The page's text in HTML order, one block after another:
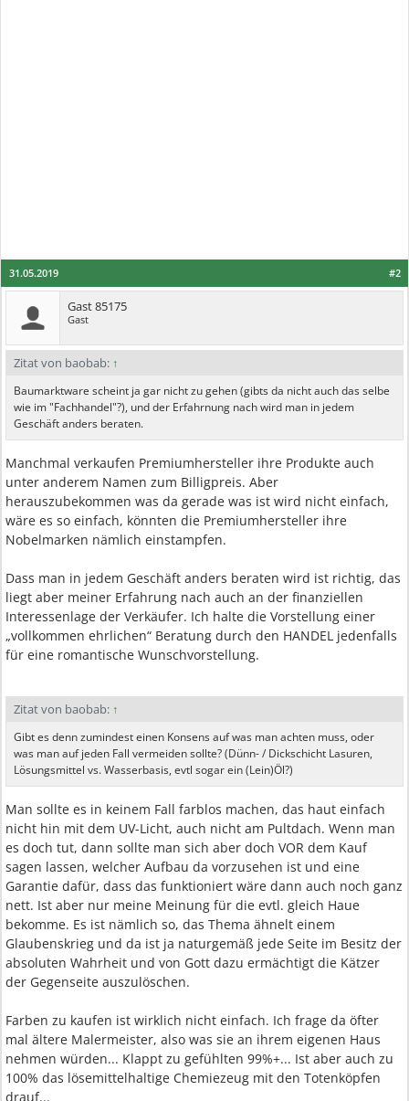
#2
31.05.2019
Gast 85175
Gast
Zitat von baobab: ↑
Baumarktware scheint ja gar nicht zu gehen (gibts da nicht auch das selbe
wie im "Fachhandel"?), und der Erfahrnung nach wird man in jedem
Geschäft anders beraten.
Manchmal verkaufen Premiumhersteller ihre Produkte auch
unter anderem Namen zum Billigpreis. Aber
herauszubekommen was da gerade was ist wird nicht einfach,
wäre es so einfach, könnten die Premiumhersteller ihre
Nobelmarken nämlich einstampfen.
Dass man in jedem Geschäft anders beraten wird ist richtig, das
liegt aber meiner Erfahrung nach auch an der finanziellen
Interessenlage der Verkäufer. Ich halte die Vorstellung einer
„vollkommen ehrlichen“ Beratung durch den HANDEL jedenfalls
für eine romantische Wunschvorstellung.
Zitat von baobab: ↑
Gibt es denn zumindest einen Konsens auf was man achten muss, oder
was man auf jeden Fall vermeiden sollte? (Dünn- / Dickschicht Lasuren,
Lösungsmittel vs. Wasserbasis, evtl sogar ein (Lein)Öl?)
Man sollte es in keinem Fall farblos machen, das haut einfach
nicht hin mit dem UV-Licht, auch nicht am Pultdach. Wenn man
es doch tut, dann sollte man sich aber doch VOR dem Kauf
sagen lassen, welcher Aufbau da vorzusehen ist und eine
Garantie dafür, dass das funktioniert wäre dann auch noch ganz
nett. Ist aber nur meine Meinung für die evtl. gleich Haue
bekomme. Es ist nämlich so, das Thema ähnelt einem
Glaubenskrieg und da ist ja naturgemäß jede Seite im Besitz der
absoluten Wahrheit und von Gott dazu ermächtigt die Kätzer
der Gegenseite auszulöschen.
Farben zu kaufen ist wirklich nicht einfach. Ich frage da öfter
mal ältere Malermeister, also was sie an ihrem eigenen Haus
nehmen würden... Klappt zu gefühlten 99%+... Ist aber auch zu
100% das lösemittelhaltige Chemiezeug mit den Totenköpfen
drauf...